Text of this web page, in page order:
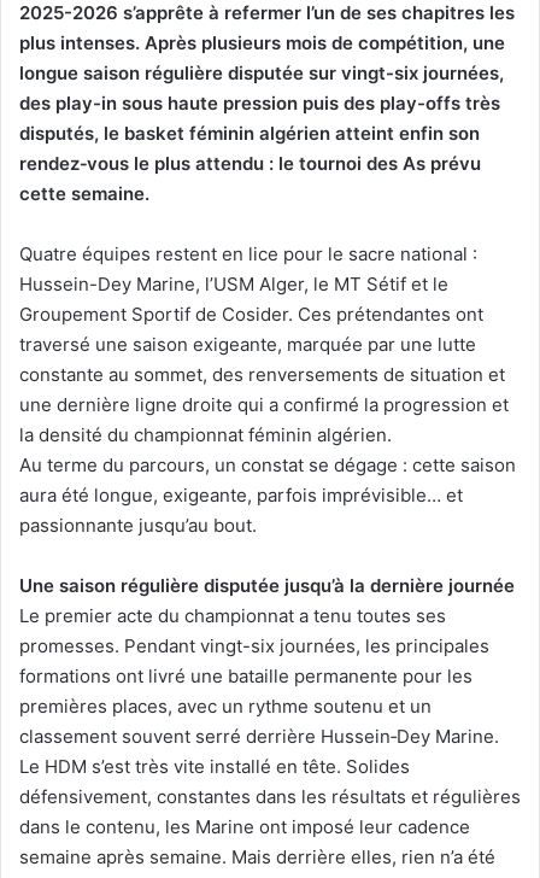
2025-2026 s’apprête à refermer l’un de ses chapitres les
plus intenses. Après plusieurs mois de compétition, une
longue saison régulière disputée sur vingt-six journées,
des play-in sous haute pression puis des play-offs très
disputés, le basket féminin algérien atteint enfin son
rendez‑vous le plus attendu : le tournoi des As prévu
cette semaine.
Quatre équipes restent en lice pour le sacre national :
Hussein-Dey Marine, l’USM Alger, le MT Sétif et le
Groupement Sportif de Cosider. Ces prétendantes ont
traversé une saison exigeante, marquée par une lutte
constante au sommet, des renversements de situation et
une dernière ligne droite qui a confirmé la progression et
la densité du championnat féminin algérien.
Au terme du parcours, un constat se dégage : cette saison
aura été longue, exigeante, parfois imprévisible… et
passionnante jusqu’au bout.
Une saison régulière disputée jusqu’à la dernière journée
Le premier acte du championnat a tenu toutes ses
promesses. Pendant vingt-six journées, les principales
formations ont livré une bataille permanente pour les
premières places, avec un rythme soutenu et un
classement souvent serré derrière Hussein‑Dey Marine.
Le HDM s’est très vite installé en tête. Solides
défensivement, constantes dans les résultats et régulières
dans le contenu, les Marine ont imposé leur cadence
semaine après semaine. Mais derrière elles, rien n’a été